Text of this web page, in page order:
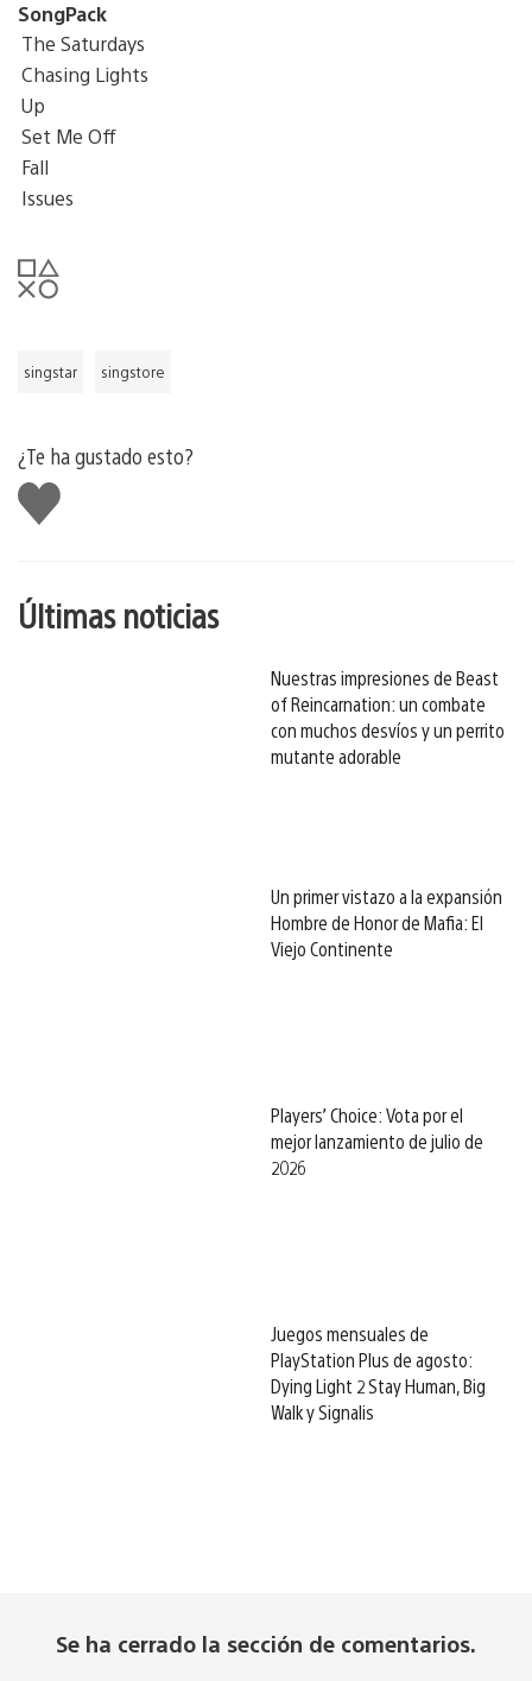
SongPack
The Saturdays
Chasing Lights
Up
Set Me Off
Fall
Issues
singstar singstore
¿Te ha gustado esto?
Me
gusta
Últimas noticias
Nuestras impresiones de Beast
of Reincarnation: un combate
con muchos desvíos y un perrito
mutante adorable
Un primer vistazo a la expansión
Hombre de Honor de Mafia: El
Viejo Continente
Players’ Choice: Vota por el
mejor lanzamiento de julio de
2026
Juegos mensuales de
PlayStation Plus de agosto:
Dying Light 2 Stay Human, Big
Walk y Signalis
Se ha cerrado la sección de comentarios.